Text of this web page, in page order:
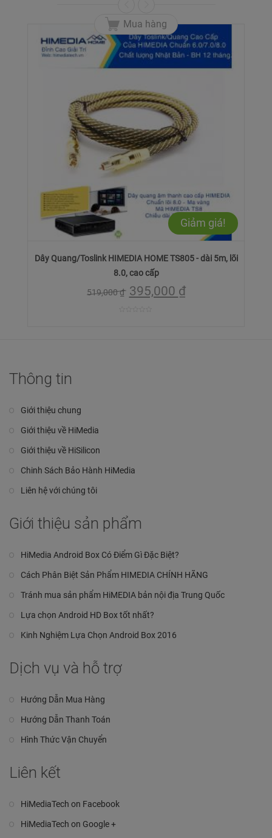
Mua hàng
Giảm giá!
Dây Quang/Toslink HIMEDIA HOME TS805 - dài 5m, lõi
8.0, cao cấp
519,000₫ 395,000 ₫
Thông tin
Giới thiệu chung
Giới thiệu về HiMedia
Giới thiệu về HiSilicon
Chinh Sách Bảo Hành HiMedia
Liên hệ với chúng tôi
Giới thiệu sản phẩm
HiMedia Android Box Có Điểm Gì Đặc Biệt?
Cách Phân Biệt Sản Phẩm HIMEDIA CHÍNH HÃNG
Tránh mua sản phẩm HiMEDIA bản nội địa Trung Quốc
Lựa chọn Android HD Box tốt nhất?
Kinh Nghiệm Lựa Chọn Android Box 2016
Dịch vụ và hỗ trợ
Hướng Dẫn Mua Hàng
Hướng Dẫn Thanh Toán
Hình Thức Vận Chuyển
Liên kết
HiMediaTech on Facebook
HiMediaTech on Google +